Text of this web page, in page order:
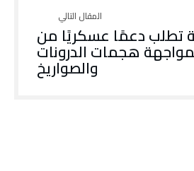
تطلب دعمًا عسكريًا من
هجمات الدرونات
والصواريخ